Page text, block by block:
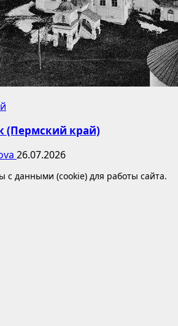
(Пермский край)
26.07.2026
с данными (cookie) для работы сайта.